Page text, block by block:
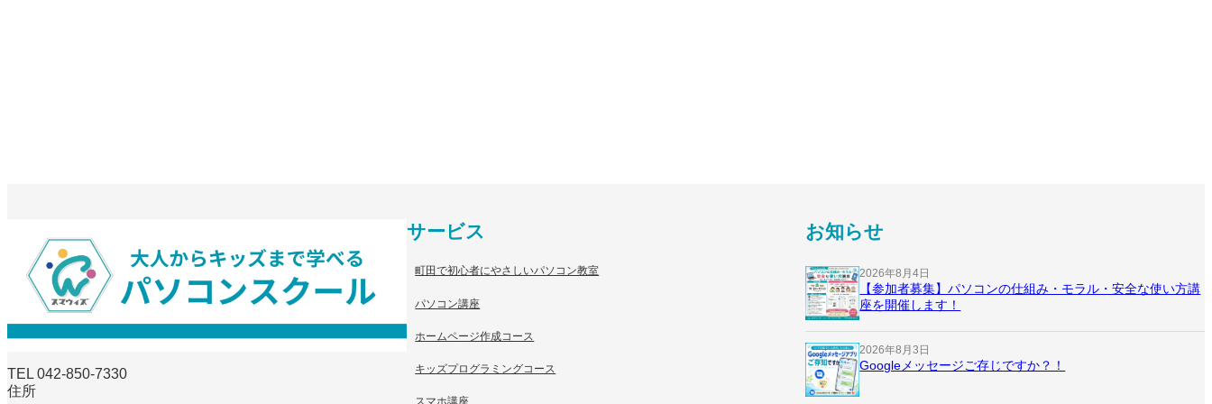
TEL 042-850-7330
住所
サービス
町田で初心者にやさしいパソコン教室
パソコン講座
ホームページ作成コース
キッズプログラミングコース
スマホ講座
お知らせ
2026年8月4日
【参加者募集】パソコンの仕組み・モラル・安全な使い方講
座を開催します！
2026年8月3日
Googleメッセージご存じですか？！